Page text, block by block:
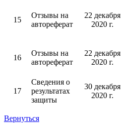
15
Отзывы на
автореферат
22 декабря
2020 г.
16
Отзывы на
автореферат
22 декабря
2020 г.
17
Сведения о
результатах
защиты
30 декабря
2020 г.
Вернуться